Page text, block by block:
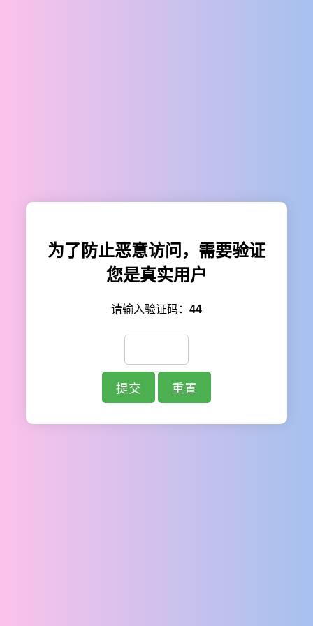
为了防止恶意访问，需要验证
您是真实用户
请输入验证码： 44
提交 重置